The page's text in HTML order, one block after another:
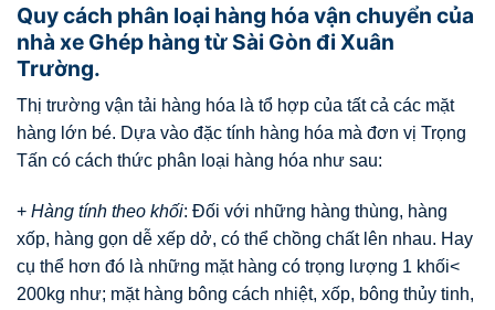
Quy cách phân loại hàng hóa vận chuyển của
nhà xe Ghép hàng từ Sài Gòn đi Xuân
Trường.
Thị trường vận tải hàng hóa là tổ hợp của tất cả các mặt
hàng lớn bé. Dựa vào đặc tính hàng hóa mà đơn vị Trọng
Tấn có cách thức phân loại hàng hóa như sau:
+ Hàng tính theo khối: Đối với những hàng thùng, hàng
xốp, hàng gọn dễ xếp dở, có thể chồng chất lên nhau. Hay
cụ thể hơn đó là những mặt hàng có trọng lượng 1 khối<
200kg như; mặt hàng bông cách nhiệt, xốp, bông thủy tinh,